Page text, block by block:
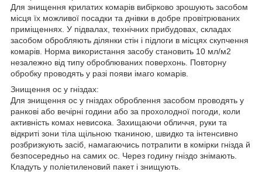
Для знищення крилатих комарів вибірково зрошують засобом
місця їх можливої посадки та днівки в добре провітрюваних
приміщеннях. У підвалах, технічних прибудовах, складах
засобом обробляють ділянки стін і підлоги в місцях скупчення
комарів. Норма використання засобу становить 10 мл/м2
незалежно від типу оброблюваних поверхонь. Повторну
обробку проводять у разі появи імаго комарів.
Знищення ос у гніздах:
Для знищення ос у гніздах оброблення засобом проводять у
ранкові або вечірні години або за прохолодної погоди, коли
активність комах невисока. Захищаючи обличчя, руки та
відкриті зони тіла щільною тканиною, швидко та інтенсивно
розбризкують засіб, намагаючись потрапити в комірки гнізда й
безпосередньо на самих ос. Через годину гніздо знімають.
Кладуть у поліетиленовий пакет і знищують.